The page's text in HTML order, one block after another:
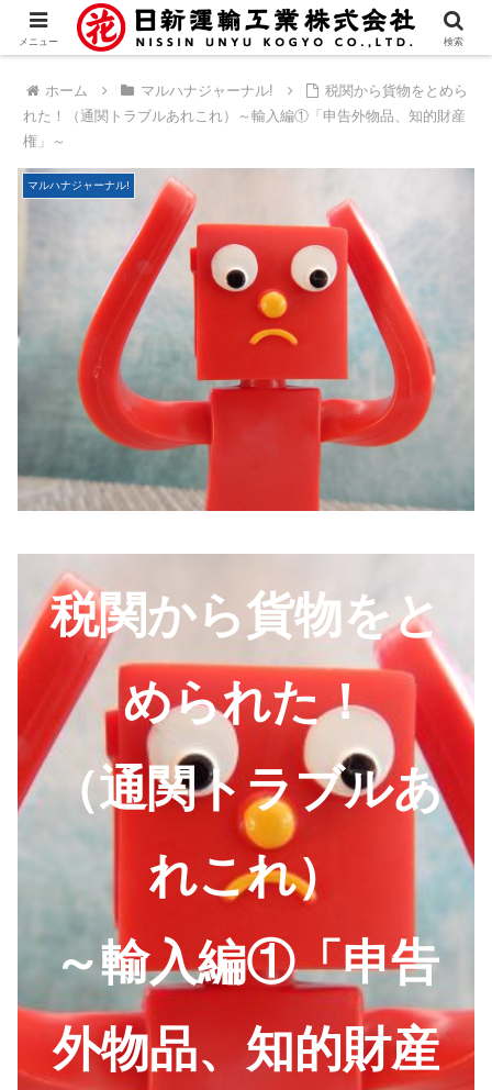
ホーム マルハナジャーナル!
税関から貨物をとめら
れた！（通関トラブルあれこれ）～輸入編①「申告外物品、知的財産
権」～
マルハナジャーナル!
税関から貨物をと
められた！
（通関トラブルあ
れこれ）
～輸入編①「申告
外物品、知的財産
メニュー 検索